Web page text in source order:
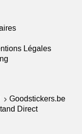
Légales
Goodstickers.be
Direct